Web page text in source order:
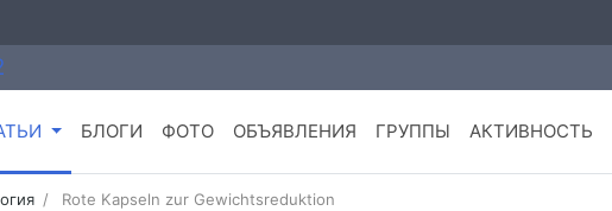
БЛОГИ ФОТО ОБЪЯВЛЕНИЯ ГРУППЫ АКТИВНОСТЬ
Rote Kapseln zur Gewichtsreduktion